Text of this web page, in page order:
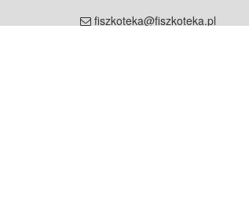
fiszkoteka@fiszkoteka.pl